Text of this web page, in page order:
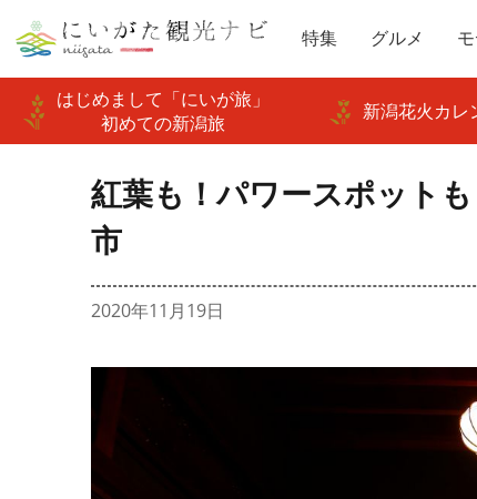
特集 グルメ
はじめまして「にいが旅」
初めての新潟旅
新潟花火カレ
紅葉も！パワースポット
市
2020年11月19日